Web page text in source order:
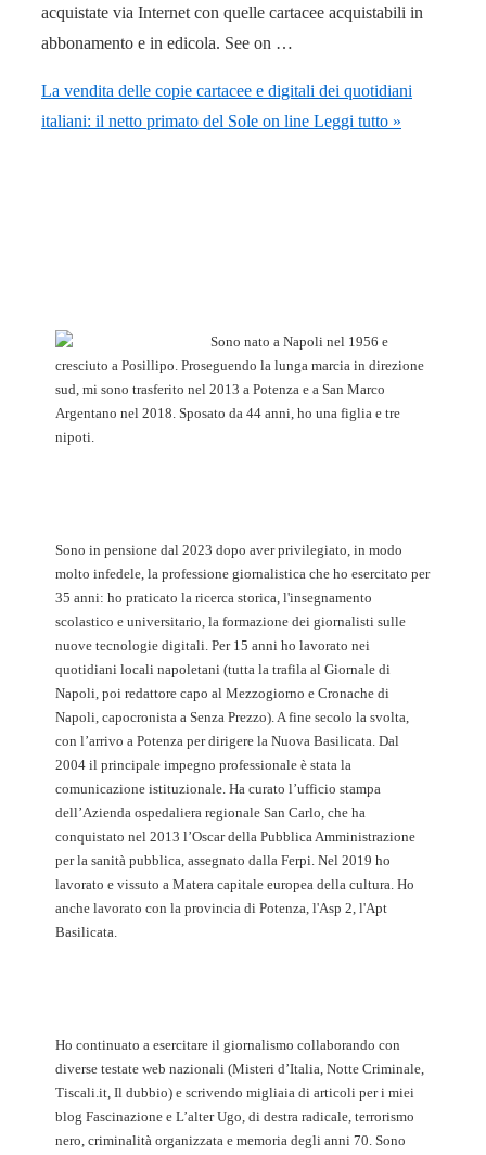
acquistate via Internet con quelle cartacee acquistabili in
abbonamento e in edicola. See on …
La vendita delle copie cartacee e digitali dei quotidiani
italiani: il netto primato del Sole on line Leggi tutto »
Sono nato a Napoli nel 1956 e
cresciuto a Posillipo. Proseguendo la lunga marcia in direzione
sud, mi sono trasferito nel 2013 a Potenza e a San Marco
Argentano nel 2018. Sposato da 44 anni, ho una figlia e tre
nipoti.
Sono in pensione dal 2023 dopo aver privilegiato, in modo
molto infedele, la professione giornalistica che ho esercitato per
35 anni: ho praticato la ricerca storica, l'insegnamento
scolastico e universitario, la formazione dei giornalisti sulle
nuove tecnologie digitali. Per 15 anni ho lavorato nei
quotidiani locali napoletani (tutta la trafila al Giornale di
Napoli, poi redattore capo al Mezzogiorno e Cronache di
Napoli, capocronista a Senza Prezzo). A fine secolo la svolta,
con l’arrivo a Potenza per dirigere la Nuova Basilicata. Dal
2004 il principale impegno professionale è stata la
comunicazione istituzionale. Ha curato l’ufficio stampa
dell’Azienda ospedaliera regionale San Carlo, che ha
conquistato nel 2013 l’Oscar della Pubblica Amministrazione
per la sanità pubblica, assegnato dalla Ferpi. Nel 2019 ho
lavorato e vissuto a Matera capitale europea della cultura. Ho
anche lavorato con la provincia di Potenza, l'Asp 2, l'Apt
Basilicata.
Ho continuato a esercitare il giornalismo collaborando con
diverse testate web nazionali (Misteri d’Italia, Notte Criminale,
Tiscali.it, Il dubbio) e scrivendo migliaia di articoli per i miei
blog Fascinazione e L’alter Ugo, di destra radicale, terrorismo
nero, criminalità organizzata e memoria degli anni 70. Sono